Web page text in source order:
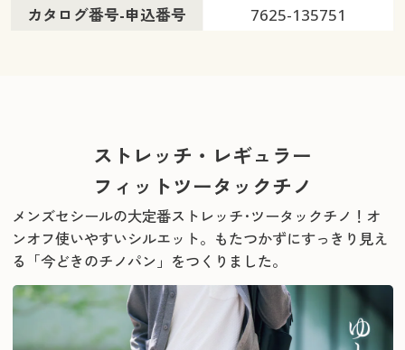
カタログ番号-申込番号
7625-135751
ストレッチ・レギュラー
フィットツータックチノ
メンズセシールの大定番ストレッチ･ツータックチノ！オ
ンオフ使いやすいシルエット。 もたつかずにすっきり見え
る「今どきのチノパン」をつくりました。